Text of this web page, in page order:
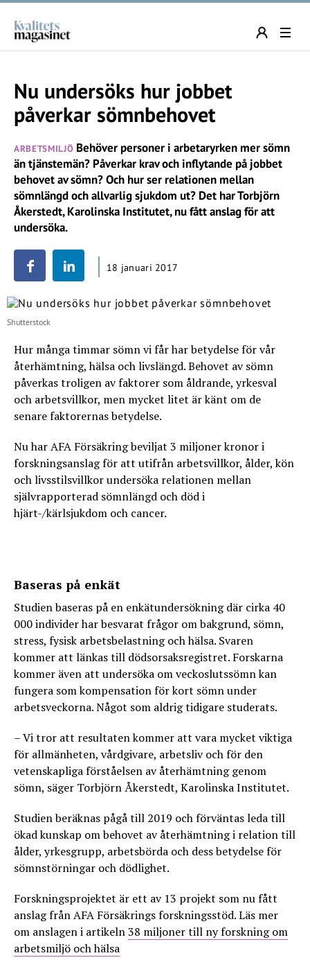
Nu undersöks hur jobbet
påverkar sömnbehovet
ARBETSMILJÖ Behöver personer i arbetaryrken mer sömn
än tjänstemän? Påverkar krav och inflytande på jobbet
behovet av sömn? Och hur ser relationen mellan
sömnlängd och allvarlig sjukdom ut? Det har Torbjörn
Åkerstedt, Karolinska Institutet, nu fått anslag för att
undersöka.
18 januari 2017
Shutterstock
Hur många timmar sömn vi får har betydelse för vår
återhämtning, hälsa och livslängd. Behovet av sömn
påverkas troligen av faktorer som åldrande, yrkesval
och arbetsvillkor, men mycket litet är känt om de
senare faktorernas betydelse.
Nu har AFA Försäkring beviljat 3 miljoner kronor i
forskningsanslag för att utifrån arbetsvillkor, ålder, kön
och livsstilsvillkor undersöka relationen mellan
självrapporterad sömnlängd och död i
hjärt-/kärlsjukdom och cancer.
Baseras på enkät
Studien baseras på en enkätundersökning där cirka 40
000 individer har besvarat frågor om bakgrund, sömn,
stress, fysisk arbetsbelastning och hälsa. Svaren
kommer att länkas till dödsorsaksregistret. Forskarna
kommer även att undersöka om veckoslutssömn kan
fungera som kompensation för kort sömn under
arbetsveckorna. Något som aldrig tidigare studerats.
– Vi tror att resultaten kommer att vara mycket viktiga
för allmänheten, vårdgivare, arbetsliv och för den
vetenskapliga förståelsen av återhämtning genom
sömn, säger Torbjörn Åkerstedt, Karolinska Institutet.
Studien beräknas pågå till 2019 och förväntas leda till
ökad kunskap om behovet av återhämtning i relation till
ålder, yrkesgrupp, arbetsbörda och dess betydelse för
sömnstörningar och dödlighet.
Forskningsprojektet är ett av 13 projekt som nu fått
anslag från AFA Försäkrings forskningsstöd. Läs mer
om anslagen i artikeln38 miljoner till ny forskning om
arbetsmiljö och hälsa